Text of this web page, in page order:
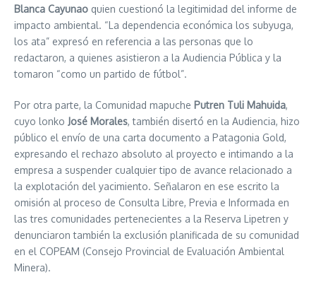
Blanca Cayunao quien cuestionó la legitimidad del informe de
impacto ambiental. “La dependencia económica los subyuga,
los ata” expresó en referencia a las personas que lo
redactaron, a quienes asistieron a la Audiencia Pública y la
tomaron “como un partido de fútbol”.
Por otra parte, la Comunidad mapuche Putren Tuli Mahuida,
cuyo lonko José Morales, también disertó en la Audiencia, hizo
público el envío de una carta documento a Patagonia Gold,
expresando el rechazo absoluto al proyecto e intimando a la
empresa a suspender cualquier tipo de avance relacionado a
la explotación del yacimiento. Señalaron en ese escrito la
omisión al proceso de Consulta Libre, Previa e Informada en
las tres comunidades pertenecientes a la Reserva Lipetren y
denunciaron también la exclusión planificada de su comunidad
en el COPEAM (Consejo Provincial de Evaluación Ambiental
Minera).